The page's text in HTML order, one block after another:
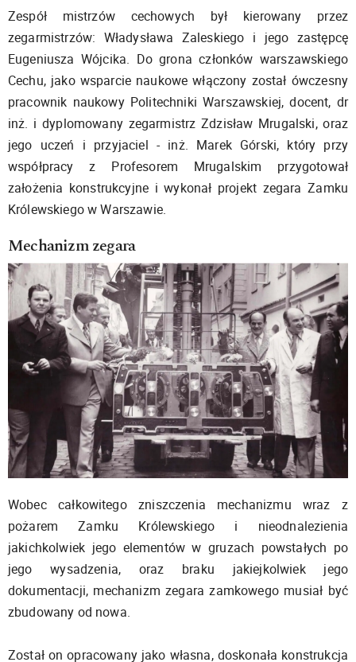
Zespół mistrzów cechowych był kierowany przez
zegarmistrzów: Władysława Zaleskiego i jego zastępcę
Eugeniusza Wójcika. Do grona członków warszawskiego
Cechu, jako wsparcie naukowe włączony został ówczesny
pracownik naukowy Politechniki Warszawskiej, docent, dr
inż. i dyplomowany zegarmistrz Zdzisław Mrugalski, oraz
jego uczeń i przyjaciel - inż. Marek Górski, który przy
współpracy z Profesorem Mrugalskim przygotował
założenia konstrukcyjne i wykonał projekt zegara Zamku
Królewskiego w Warszawie.
Mechanizm zegara
Wobec całkowitego zniszczenia mechanizmu wraz z
pożarem Zamku Królewskiego i nieodnalezienia
jakichkolwiek jego elementów w gruzach powstałych po
jego wysadzenia, oraz braku jakiejkolwiek jego
dokumentacji, mechanizm zegara zamkowego musiał być
zbudowany od nowa.
Został on opracowany jako własna, doskonała konstrukcja